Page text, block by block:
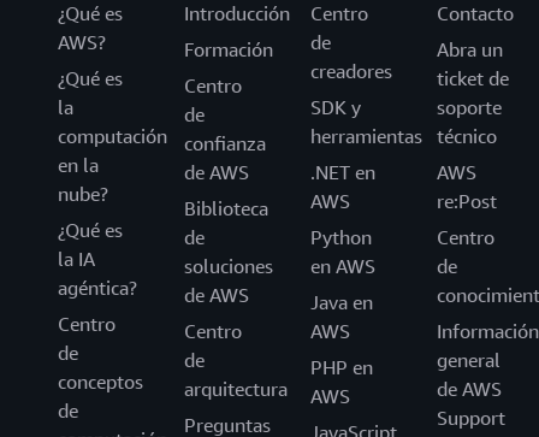
¿Qué es
AWS?
¿Qué es
la
computación
en la
nube?
¿Qué es
la IA
agéntica?
Centro
de
conceptos
de
Introducción
Formación
Centro
de
confianza
de AWS
Biblioteca
de
soluciones
de AWS
Centro
de
arquitectura
Preguntas
Centro
de
creadores
SDK y
herramientas
.NET en
AWS
Python
en AWS
Java en
AWS
PHP en
AWS
Contacto
Abra un
ticket de
soporte
técnico
AWS
re:Post
Centro
de
Información
general
de AWS
Support